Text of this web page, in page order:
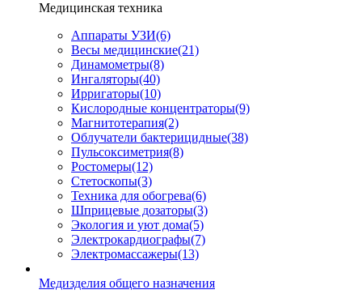
Медицинская техника
Аппараты УЗИ(6)
Весы медицинские(21)
Динамометры(8)
Ингаляторы(40)
Ирригаторы(10)
Кислородные концентраторы(9)
Магнитотерапия(2)
Облучатели бактерицидные(38)
Пульсоксиметрия(8)
Ростомеры(12)
Стетоскопы(3)
Техника для обогрева(6)
Шприцевые дозаторы(3)
Экология и уют дома(5)
Электрокардиографы(7)
Электромассажеры(13)
Медизделия общего назначения